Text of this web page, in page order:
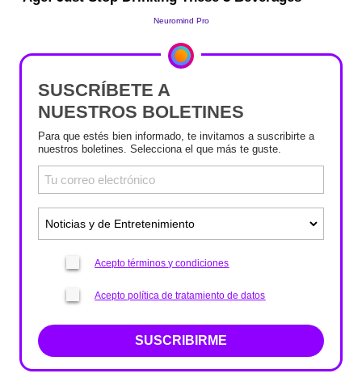
SUSCRÍBETE A
NUESTROS BOLETINES
Para que estés bien informado, te invitamos a suscribirte a
nuestros boletines. Selecciona el que más te guste.
Acepto términos y condiciones
Acepto política de tratamiento de datos
SUSCRIBIRME